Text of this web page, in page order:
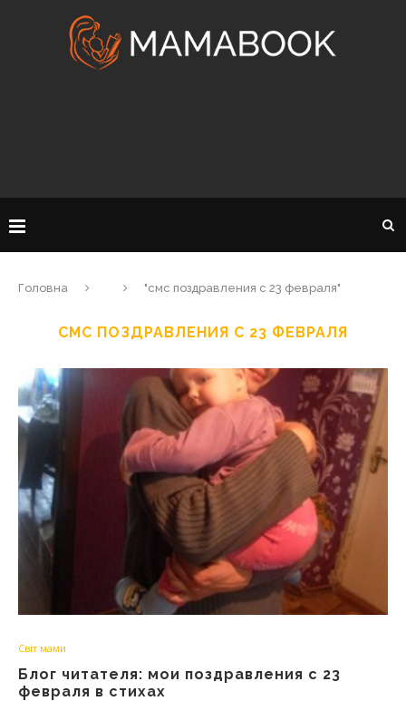
Головна "смс поздравления с 23 февраля"
СМС ПОЗДРАВЛЕНИЯ С 23 ФЕВРАЛЯ
Світ мами
Блог читателя: мои поздравления с 23
февраля в стихах